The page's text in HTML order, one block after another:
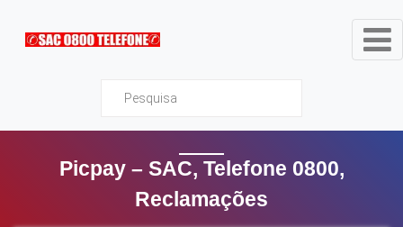
Sac0800Telefone
Picpay – SAC, Telefone 0800,
Reclamações